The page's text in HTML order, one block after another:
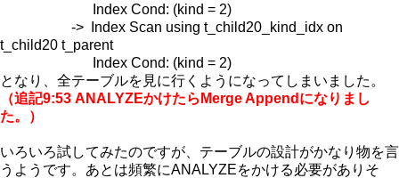
Index Cond: (kind = 2)
-> Index Scan using t_child20_kind_idx on
t_child20 t_parent
Index Cond: (kind = 2)
となり、全テーブルを見に行くようになってしまいました。
（追記9:53 ANALYZEかけたらMerge Appendになりまし
た。）
いろいろ試してみたのですが、テーブルの設計がかなり物を言
うようです。あとは頻繁にANALYZEをかける必要がありそ